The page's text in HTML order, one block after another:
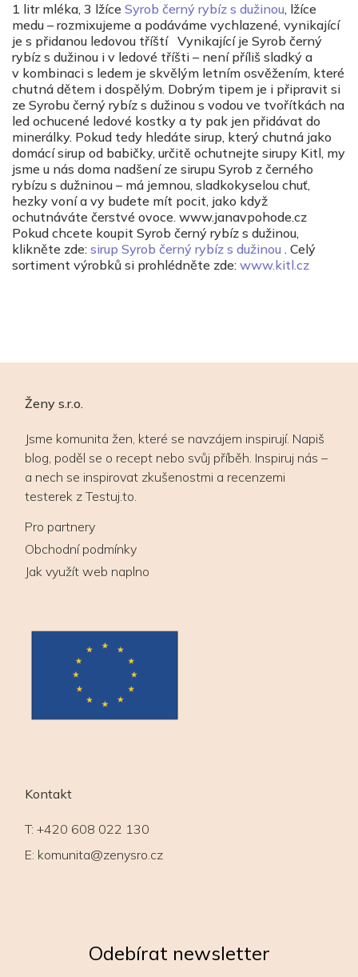
1 litr mléka, 3 lžíce Syrob černý rybíz s dužinou, lžíce
medu – rozmixujeme a podáváme vychlazené, vynikající
je s přidanou ledovou tříští Vynikající je Syrob černý
rybíz s dužinou i v ledové tříšti – není příliš sladký a
v kombinaci s ledem je skvělým letním osvěžením, které
chutná dětem i dospělým. Dobrým tipem je i připravit si
ze Syrobu černý rybíz s dužinou s vodou ve tvořítkách na
led ochucené ledové kostky a ty pak jen přidávat do
minerálky. Pokud tedy hledáte sirup, který chutná jako
domácí sirup od babičky, určitě ochutnejte sirupy Kitl, my
jsme u nás doma nadšení ze sirupu Syrob z černého
rybízu s dužninou – má jemnou, sladkokyselou chuť,
hezky voní a vy budete mít pocit, jako když
ochutnáváte čerstvé ovoce. www.janavpohode.cz
Pokud chcete koupit Syrob černý rybíz s dužinou,
klikněte zde: sirup Syrob černý rybíz s dužinou . Celý
sortiment výrobků si prohlédněte zde: www.kitl.cz
Ženy s.r.o.
Jsme komunita žen, které se navzájem inspirují. Napiš
blog, poděl se o recept nebo svůj příběh. Inspiruj nás –
a nech se inspirovat zkušenostmi a recenzemi
testerek z Testuj.to.
Pro partnery
Obchodní podmínky
Jak využít web naplno
Kontakt
T: +420 608 022 130
E: komunita@zenysro.cz
Odebírat newsletter